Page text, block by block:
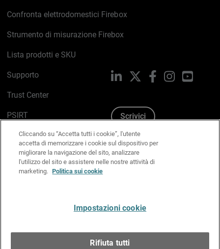
Confronta elettrodomestici Firebox
Strumento di misurazione Firebox
Lista prodotti e SKU
Supporto
Trust Center
PSIRT
Politica sui cookie
Informativa sulla privacy
Kit Media & Brand
LinkedIn FacebookInstagram
Scrivici
Cliccando su “Accetta tutti i cookie”, l'utente
accetta di memorizzare i cookie sul dispositivo per
migliorare la navigazione del sito, analizzare
l'utilizzo del sito e assistere nelle nostre attività di
marketing. Politica sui cookie
Impostazioni cookie
Rifiuta tutti